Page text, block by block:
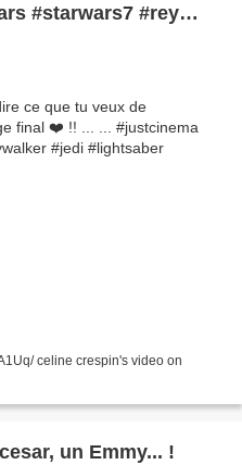
#starwars7 #rey
celine crespin's video on
un Emmy... !